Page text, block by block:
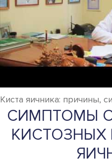
Киста яичника: причины,
СИМПТОМЫ
КИСТОЗНЫХ